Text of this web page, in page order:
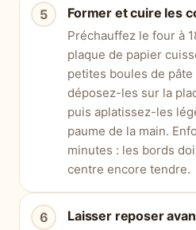
Former et cuire les
Préchauffez le four à
plaque de papier
petites boules de pâte
déposez-les sur la
puis aplatissez-les
paume de la main.
minutes : les bords
centre encore tendre.
Laisser reposer